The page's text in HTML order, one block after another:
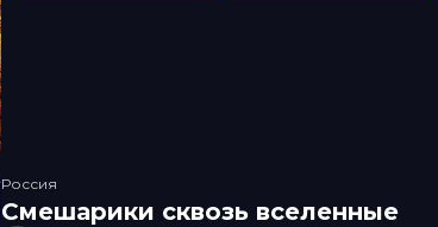
Россия
Смешарики сквозь вселенные